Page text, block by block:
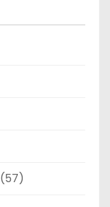
(57)